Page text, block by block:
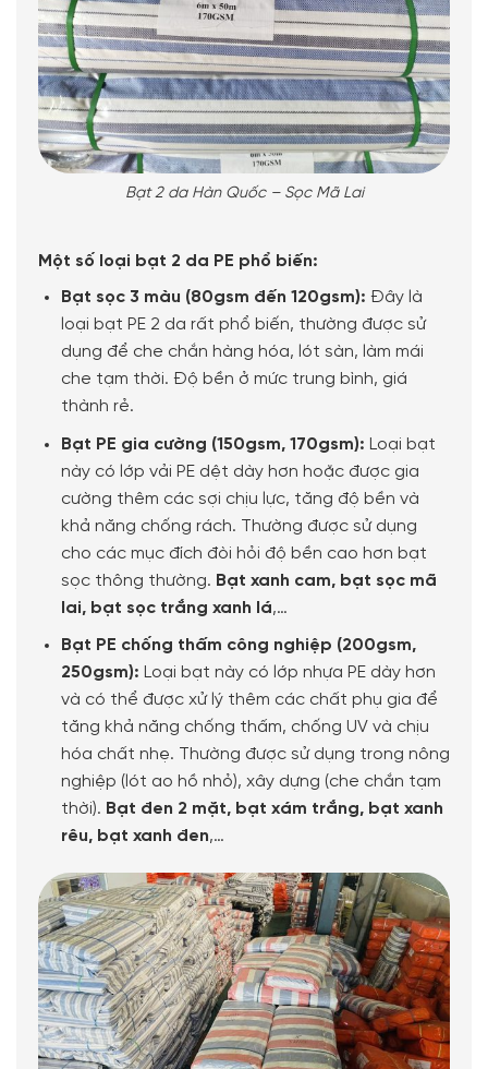
Bạt 2 da Hàn Quốc – Sọc Mã Lai
Một số loại bạt 2 da PE phổ biến:
Bạt sọc 3 màu (80gsm đến 120gsm): Đây là
loại bạt PE 2 da rất phổ biến, thường được sử
dụng để che chắn hàng hóa, lót sàn, làm mái
che tạm thời. Độ bền ở mức trung bình, giá
thành rẻ.
Bạt PE gia cường (150gsm, 170gsm): Loại bạt
này có lớp vải PE dệt dày hơn hoặc được gia
cường thêm các sợi chịu lực, tăng độ bền và
khả năng chống rách. Thường được sử dụng
cho các mục đích đòi hỏi độ bền cao hơn bạt
sọc thông thường. Bạt xanh cam, bạt sọc mã
lai, bạt sọc trắng xanh lá,…
Bạt PE chống thấm công nghiệp (200gsm,
250gsm): Loại bạt này có lớp nhựa PE dày hơn
và có thể được xử lý thêm các chất phụ gia để
tăng khả năng chống thấm, chống UV và chịu
hóa chất nhẹ. Thường được sử dụng trong nông
nghiệp (lót ao hồ nhỏ), xây dựng (che chắn tạm
thời). Bạt đen 2 mặt, bạt xám trắng, bạt xanh
rêu, bạt xanh đen,…